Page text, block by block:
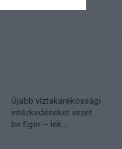
Újabb víztakarékossági
intézkedéseket vezet
be Eger – lek...